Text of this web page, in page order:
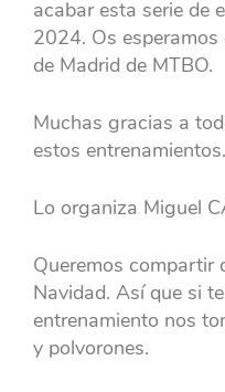
acabar esta serie de
2024. Os
de Madrid de MTBO.
Muchas gracias a
estos entrenamientos.
Lo organiza Miguel
Queremos compartir
Navidad. Así que si
entrenamiento nos
y polvorones.